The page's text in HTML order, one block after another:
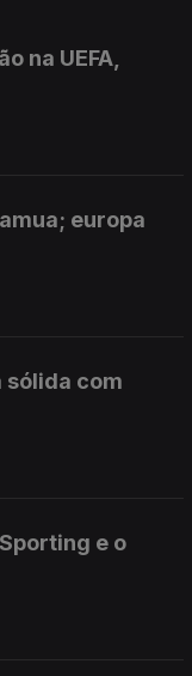
na UEFA,
europa
sólida com
e o